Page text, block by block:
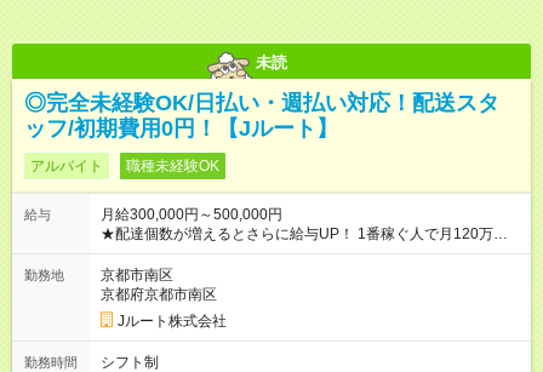
未読
◎完全未経験OK/日払い・週払い対応！配送スタ
ッフ/初期費用0円！【Jルート】
アルバイト 職種未経験OK
給与
月給300,000円～500,000円
★配達個数が増えるとさらに給与UP！ 1番稼ぐ人で月120万ほ
ど！ ・主要都市エリア 月収55万円／週5日稼働 月収65万~112
万円／週6日稼働 ・地方郊外エリア 月収40万円／週5日稼働 月
収40万円~50万円／週6日稼働 ＜モデルイメージ＞ ■月収50万
円 (27歳男性/江東区在住)※元建築関係 1日150個配達×25日勤務
(日休み) ■月収80万円(43歳男性/墨田区在住)※元営業 1日200個
勤務地
京都市南区
京都府京都市南区
Jルート株式会社
勤務時間
シフト制